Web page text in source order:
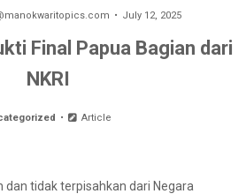
July 12, 2025
Final Papua Bagian dari
NKRI
Article
dan tidak terpisahkan dari Negara